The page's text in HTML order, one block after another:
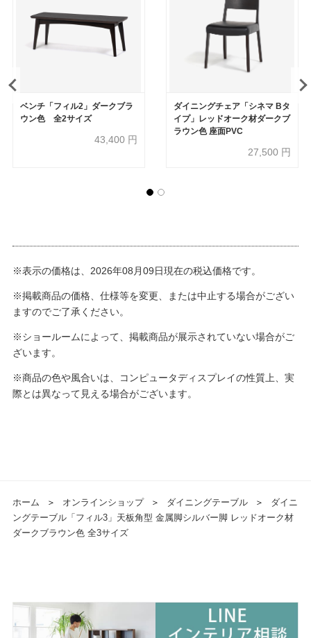
ベンチ「フィル2」ダークブラ
ウン色 全2サイズ
43,400 円
ダイニングチェア「シネマ Bタ
イプ」レッドオーク材ダークブ
ラウン色 座面PVC
27,500 円
※表示の価格は、2026年08月09日現在の税込価格です。
※掲載商品の価格、仕様等を変更、または中止する場合がござい
ますのでご了承ください。
※ショールームによって、掲載商品が展示されていない場合がご
ざいます。
※商品の色や風合いは、コンピュータディスプレイの性質上、実
際とは異なって見える場合がございます。
ホーム ＞ オンラインショップ ＞ ダイニングテーブル ＞
ダイニ
ングテーブル「フィル3」天板角型 金属脚シルバー脚 レッドオーク材
ダークブラウン色 全3サイズ